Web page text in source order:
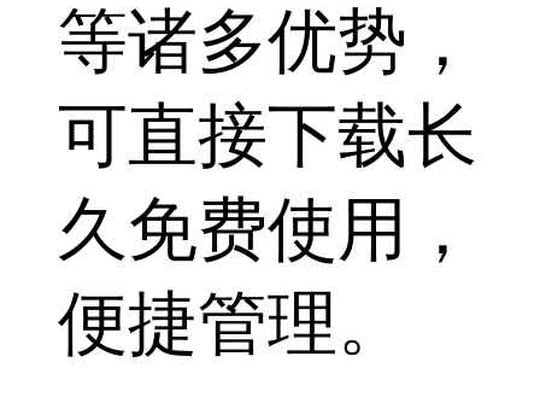
等诸多优势，
可直接下载长
久免费使用，
便捷管理。